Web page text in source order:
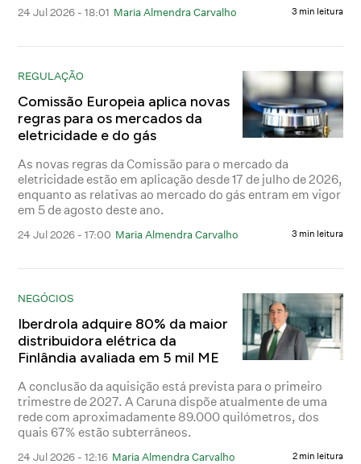
24 Jul 2026 - 18:01 Maria Almendra Carvalho 3 min leitura
REGULAÇÃO
Comissão Europeia aplica novas
regras para os mercados da
eletricidade e do gás
As novas regras da Comissão para o mercado da
eletricidade estão em aplicação desde 17 de julho de 2026,
enquanto as relativas ao mercado do gás entram em vigor
em 5 de agosto deste ano.
24 Jul 2026 - 17:00 Maria Almendra Carvalho 3 min leitura
NEGÓCIOS
Iberdrola adquire 80% da maior
distribuidora elétrica da
Finlândia avaliada em 5 mil ME
A conclusão da aquisição está prevista para o primeiro
trimestre de 2027. A Caruna dispõe atualmente de uma
rede com aproximadamente 89.000 quilómetros, dos
quais 67% estão subterrâneos.
24 Jul 2026 - 12:16 Maria Almendra Carvalho 2 min leitura